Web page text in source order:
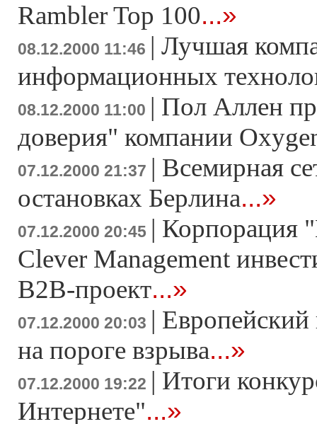
Rambler Top 100...»
08.12.2000 11:46 | Лучшая
информационных
08.12.2000 11:00 | Пол Аллен
доверия" компании
07.12.2000 21:37 | Всемирная
остановках Берлина...»
07.12.2000 20:45 | Корпорация
Clever Management
В2В-проект...»
07.12.2000 20:03 | Европейский
на пороге взрыва...»
07.12.2000 19:22 | Итоги
Интернете"...»